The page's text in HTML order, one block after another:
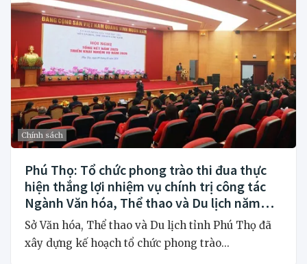
Chính sách
Phú Thọ: Tổ chức phong trào thi đua thực
hiện thắng lợi nhiệm vụ chính trị công tác
Ngành Văn hóa, Thể thao và Du lịch năm
2026
Sở Văn hóa, Thể thao và Du lịch tỉnh Phú Thọ đã
xây dựng kế hoạch tổ chức phong trào...